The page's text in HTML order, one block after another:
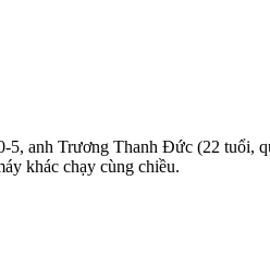
5, anh Trương Thanh Đức (22 tuổi,
khác chạy cùng chiều.